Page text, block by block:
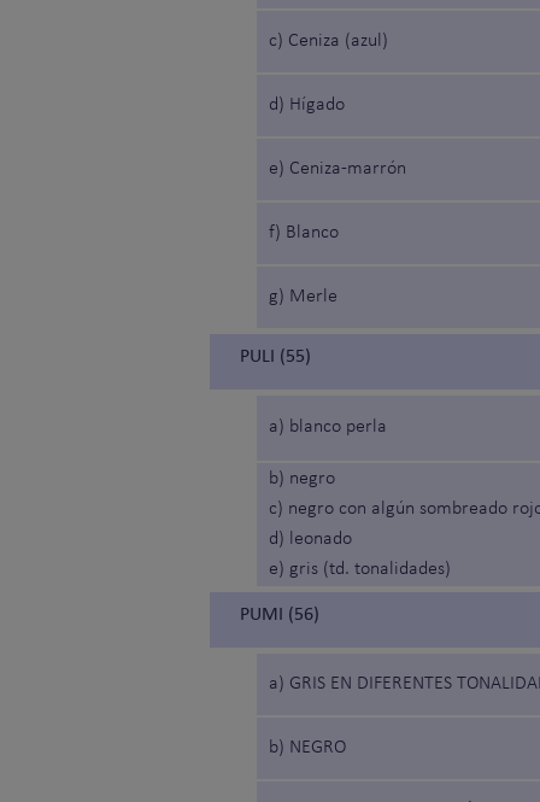
c) Ceniza (azul)
d) Hígado
e) Ceniza-marrón
f) Blanco
g) Merle
PULI (55)
a) blanco perla
b) negro
c) negro con algún sombreado
d) leonado
e) gris (td. tonalidades)
PUMI (56)
a) GRIS EN DIFERENTES
b) NEGRO